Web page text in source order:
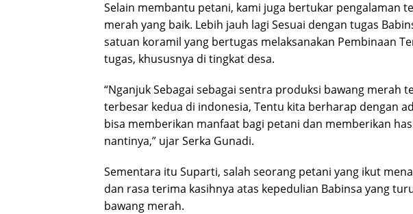
Selain membantu petani, kami juga bertukar pengalaman
merah yang baik. Lebih jauh lagi Sesuai dengan tugas
satuan koramil yang bertugas melaksanakan Pembinaan
tugas, khususnya di tingkat desa.
“Nganjuk Sebagai sebagai sentra produksi bawang merah
terbesar kedua di indonesia, Tentu kita berharap dengan
bisa memberikan manfaat bagi petani dan memberikan
nantinya,” ujar Serka Gunadi.
Sementara itu Suparti, salah seorang petani yang ikut
dan rasa terima kasihnya atas kepedulian Babinsa yang
bawang merah.